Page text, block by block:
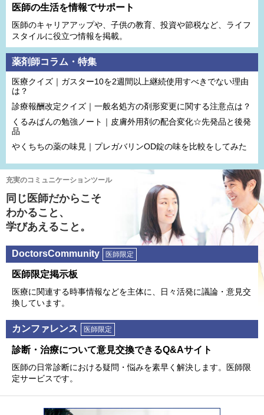
医師の生活を情報でサポート
医師のキャリアアップや、子供の教育、投資や節税など、ライフ
スタイルに役立つ情報を掲載。
薬剤師コラム・特集
医療クイズ｜ガスター10を2週間以上継続使用すべきでない理由
は？
診療報酬改定クイズ｜一般名処方の剤形変更に関する注意点は？
くるみぱんの勉強ノート｜皮膚外用剤の配合変化☆先発品と後発
品
やくちちの薬の味見｜プレガバリンOD錠の味を比較をしてみた
充実のコミュニケーションツール
同じ医師だからこそ
わかること、
学びあえること。
DoctorsCommunity 医師限定
医師限定掲⽰板
医療に関連する時事情報などを主体に、⽇々活発に議論・意⾒交
換しています。
カンファレンス 医師限定
診断・治療について意⾒交換できるQ&Aサイト
医師の⽇常診断における疑問・悩みを素早く解決します。医師限
定サービスです。